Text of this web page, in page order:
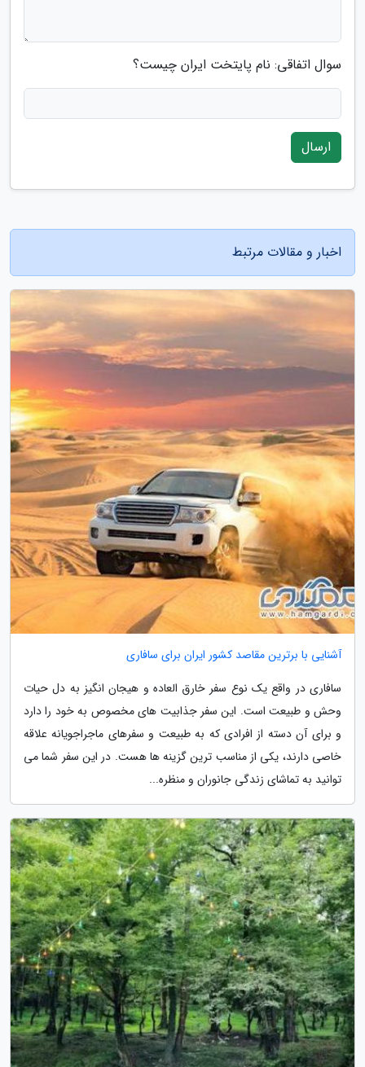
سوال اتفاقی: نام پایتخت ایران چیست؟
ارسال
اخبار و مقالات مرتبط
آشنایی با برترین مقاصد کشور ایران برای سافاری
سافاری در واقع یک نوع سفر خارق العاده و هیجان انگیز به دل حیات
وحش و طبیعت است. این سفر جذابیت های مخصوص به خود را دارد
و برای آن دسته از افرادی که به طبیعت و سفرهای ماجراجویانه علاقه
خاصی دارند، یکی از مناسب ترین گزینه ها هست. در این سفر شما می
توانید به تماشای زندگی جانوران و منظره...